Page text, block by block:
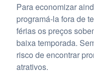
Para economizar
programá-la fora de
férias os preços
baixa temporada.
risco de encontrar
atrativos.